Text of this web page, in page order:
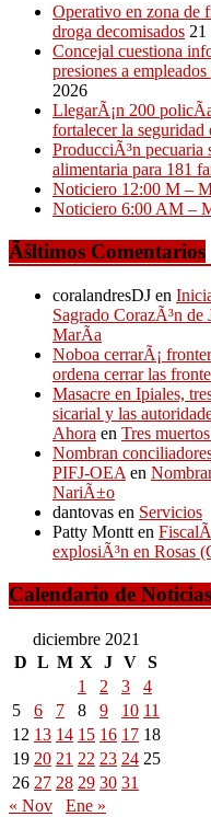
Operativo en zona de
droga decomisados 21
Concejal cuestiona
presiones a
2026
LlegarÃ¡n 200
fortalecer la
ProducciÃ³n pecuaria
alimentaria para 181
Noticiero 12:00 M –
Noticiero 6:00 AM –
Ãšltimos Comentarios
coralandresDJ en
Sagrado CorazÃ³n de
MarÃ­a
Noboa cerrarÃ¡
ordena cerrar las
Masacre en Ipiales,
sicarial y las
Ahora en Tres
Nombran
PIFJ-OEAen
NariÃ±o
dantovas en Servicios
Patty Montten
explosiÃ³n en Rosas
Calendario de Noticias
diciembre 2021
D L M X J V S
1
2 3
4
5
6 7 8 9 10 11
12 13 14 15 16 17 18
19 20 21 22 23 24 25
26 27 28 29 30 31
« Nov
Ene »